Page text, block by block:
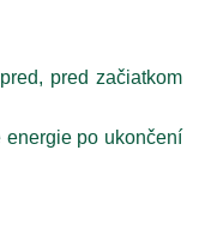
pred začiatkom
energie po ukončení